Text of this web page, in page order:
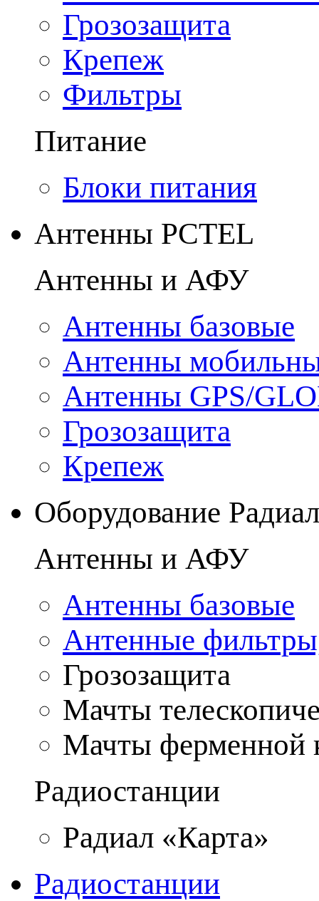
Грозозащита
Крепеж
Фильтры
Питание
Блоки питания
Антенны PCTEL
Антенны и АФУ
Антенны базовые
Антенны
Антенны GPS/
Грозозащита
Крепеж
Оборудование Радиал
Антенны и АФУ
Антенны базовые
Антенные
Грозозащита
Мачты
Мачты ферменной
Радиостанции
Радиал «Карта»
Радиостанции